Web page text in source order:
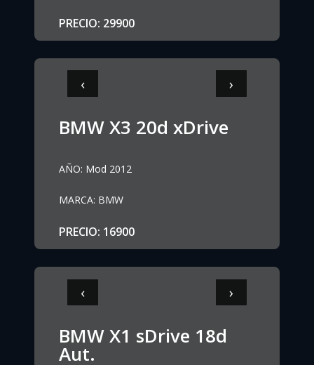
PRECIO: 29900
‹ ›
BMW X3 20d xDrive
AÑO: Mod 2012
MARCA: BMW
PRECIO: 16900
‹ ›
BMW X1 sDrive 18d
Aut.